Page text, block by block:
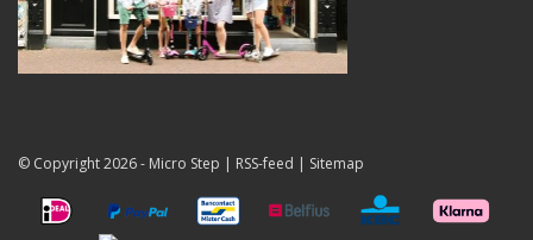
© Copyright 2026 - Micro Step | RSS-feed | Sitemap